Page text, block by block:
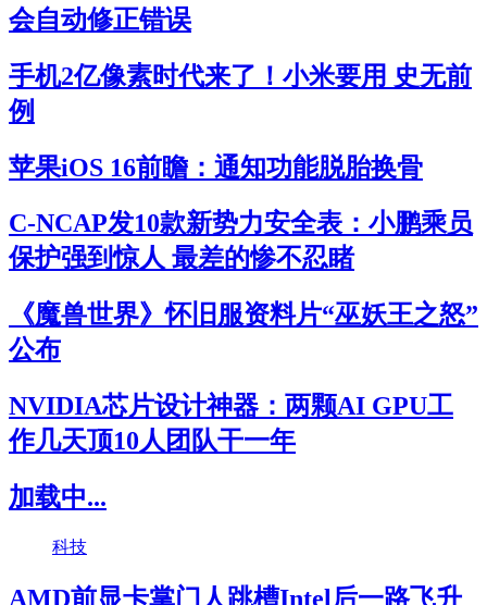
会自动修正错误
手机2亿像素时代来了！小米要用 史无前
例
苹果iOS 16前瞻：通知功能脱胎换骨
C-NCAP发10款新势力安全表：小鹏乘员
保护强到惊人 最差的惨不忍睹
《魔兽世界》怀旧服资料片“巫妖王之怒”
公布
NVIDIA芯片设计神器：两颗AI GPU工
作几天顶10人团队干一年
加载中...
科技
AMD前显卡掌门人跳槽Intel后一路飞升